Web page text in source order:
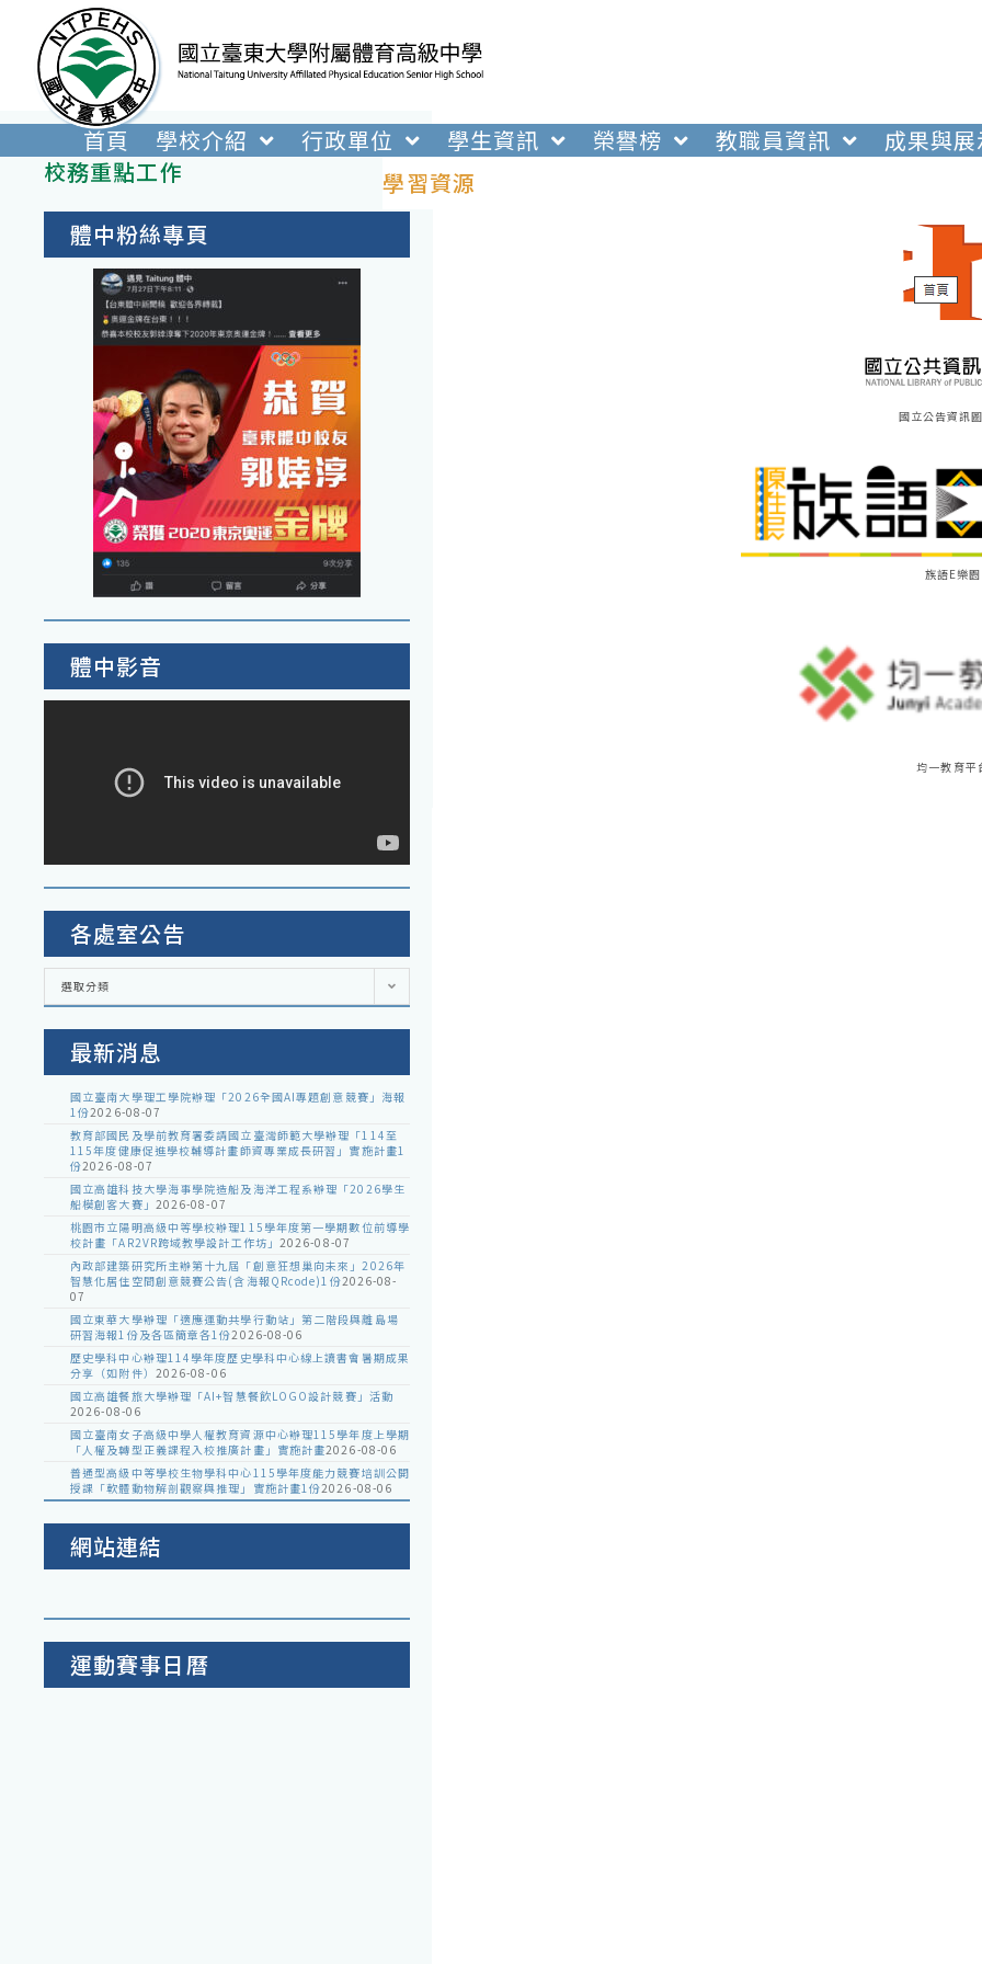
內
首頁 學校介紹 行政單位 學生資訊 榮譽榜 教職員資訊
成果與
學習資源
國立公告資訊
族語E樂園
均一教育平
校務重點工作
體中粉絲專頁
體中影音
各處室公告
各
室
選取分類
最新消息
國立臺南大學理工學院辦理「2026全國AI專題創意競賽」海報
1份2026-08-07
教育部國民及學前教育署委請國立臺灣師範大學辦理「114至
115年度健康促進學校輔導計畫師資專業成長研習」實施計畫1
份2026-08-07
國立高雄科技大學海事學院造船及海洋工程系辦理「2026學生
船模創客大賽」 2026-08-07
桃園市立陽明高級中等學校辦理115學年度第一學期數位前導學
校計畫「AR2VR跨域教學設計工作坊」 2026-08-07
內政部建築研究所主辦第十九屆「創意狂想巢向未來」2026年
智慧化居住空間創意競賽公告(含海報QRcode)1份2026-08-
07
國立東華大學辦理「適應運動共學行動站」第二階段與離島場
研習海報1份及各區簡章各1份2026-08-06
歷史學科中心辦理114學年度歷史學科中心線上讀書會暑期成果
分享（如附件） 2026-08-06
國立高雄餐旅大學辦理「AI+智慧餐飲LOGO設計競賽」活動
2026-08-06
國立臺南女子高級中學人權教育資源中心辦理115學年度上學期
「人權及轉型正義課程入校推廣計畫」實施計畫2026-08-06
普通型高級中等學校生物學科中心115學年度能力競賽培訓公開
授課「軟體動物解剖觀察與推理」實施計畫1份2026-08-06
網站連結
運動賽事日曆